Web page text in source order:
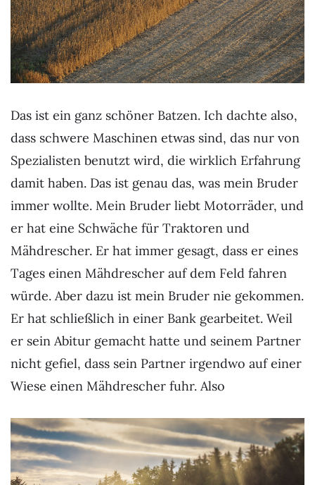
Das ist ein ganz schöner Batzen. Ich dachte also,
dass schwere Maschinen etwas sind, das nur von
Spezialisten benutzt wird, die wirklich Erfahrung
damit haben. Das ist genau das, was mein Bruder
immer wollte. Mein Bruder liebt Motorräder, und
er hat eine Schwäche für Traktoren und
Mähdrescher. Er hat immer gesagt, dass er eines
Tages einen Mähdrescher auf dem Feld fahren
würde. Aber dazu ist mein Bruder nie gekommen.
Er hat schließlich in einer Bank gearbeitet. Weil
er sein Abitur gemacht hatte und seinem Partner
nicht gefiel, dass sein Partner irgendwo auf einer
Wiese einen Mähdrescher fuhr. Also